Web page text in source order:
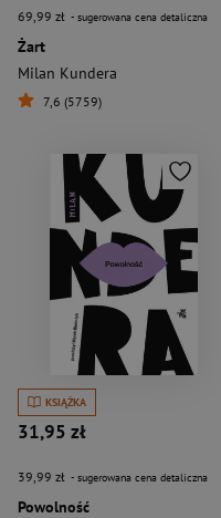
69,99 zł - sugerowana cena detaliczna
Żart
Milan Kundera
7,6 (5759)
KSIĄŻKA
31,95 zł
39,99 zł - sugerowana cena detaliczna
Powolność